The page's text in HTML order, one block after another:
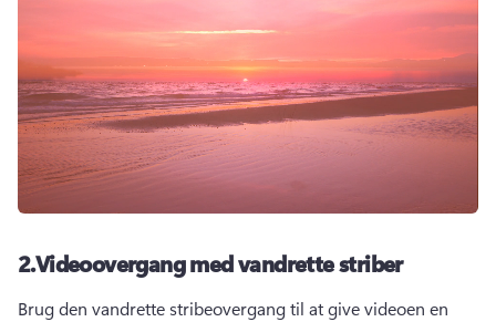
2.Videoovergang med vandrette striber
Brug den vandrette stribeovergang til at give videoen en